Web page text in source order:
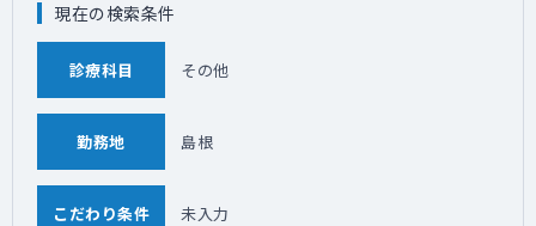
現在の検索条件
診療科目 その他
勤務地 島根
こだわり条件 未入力